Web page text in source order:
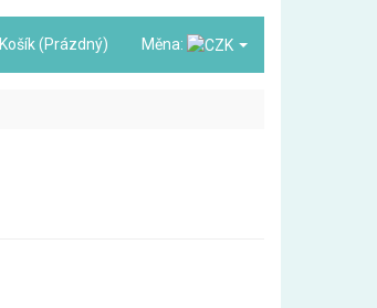
Košík (Prázdný) Měna: